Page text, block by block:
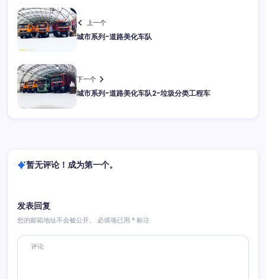
上一个
城市系列-道路美化车队
下一个
城市系列-道路美化车队2-垃圾分类工程车
暂无评论！成为第一个。
发表回复
您的邮箱地址不会被公开。 必填项已用 * 标注